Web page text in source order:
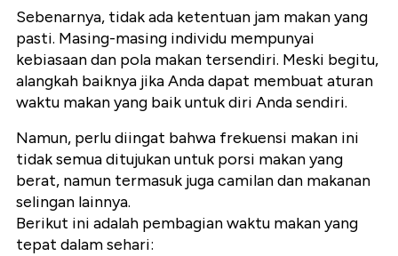
Sebenarnya, tidak ada ketentuan jam makan yang
pasti. Masing-masing individu mempunyai
kebiasaan dan pola makan tersendiri. Meski begitu,
alangkah baiknya jika Anda dapat membuat aturan
waktu makan yang baik untuk diri Anda sendiri.
Namun, perlu diingat bahwa frekuensi makan ini
tidak semua ditujukan untuk porsi makan yang
berat, namun termasuk juga camilan dan makanan
selingan lainnya.
Berikut ini adalah pembagian waktu makan yang
tepat dalam sehari: